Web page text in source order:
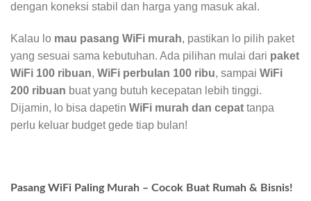
dengan koneksi stabil dan harga yang masuk akal.
Kalau lo mau pasang WiFi murah, pastikan lo pilih paket
yang sesuai sama kebutuhan. Ada pilihan mulai dari paket
WiFi 100 ribuan, WiFi perbulan 100 ribu, sampai WiFi
200 ribuan buat yang butuh kecepatan lebih tinggi.
Dijamin, lo bisa dapetin WiFi murah dan cepat tanpa
perlu keluar budget gede tiap bulan!
Pasang WiFi Paling Murah – Cocok Buat Rumah & Bisnis!